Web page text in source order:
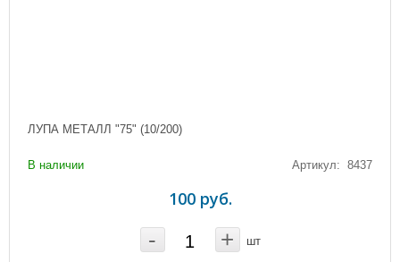
ЛУПА МЕТАЛЛ "75" (10/200)
В наличии Артикул: 8437
100 руб.
- + шт